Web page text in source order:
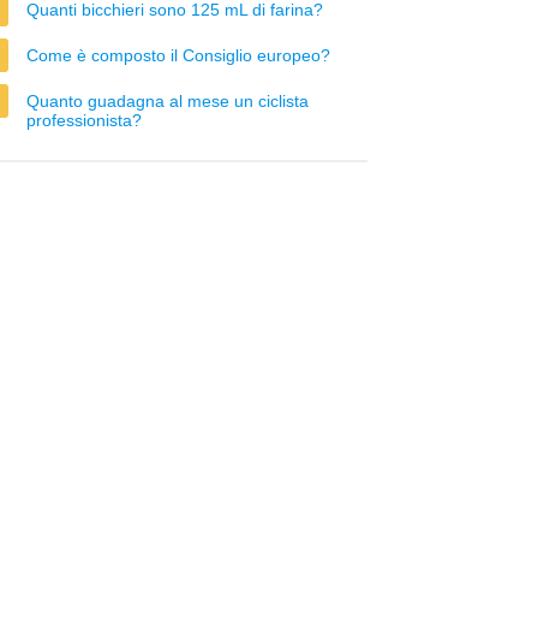
Quanti bicchieri sono 125 mL di farina?
Come è composto il Consiglio europeo?
Quanto guadagna al mese un ciclista
professionista?